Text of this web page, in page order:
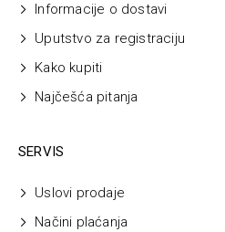
Informacije o dostavi
Uputstvo za registraciju
Kako kupiti
Najčešća pitanja
SERVIS
Uslovi prodaje
Načini plaćanja